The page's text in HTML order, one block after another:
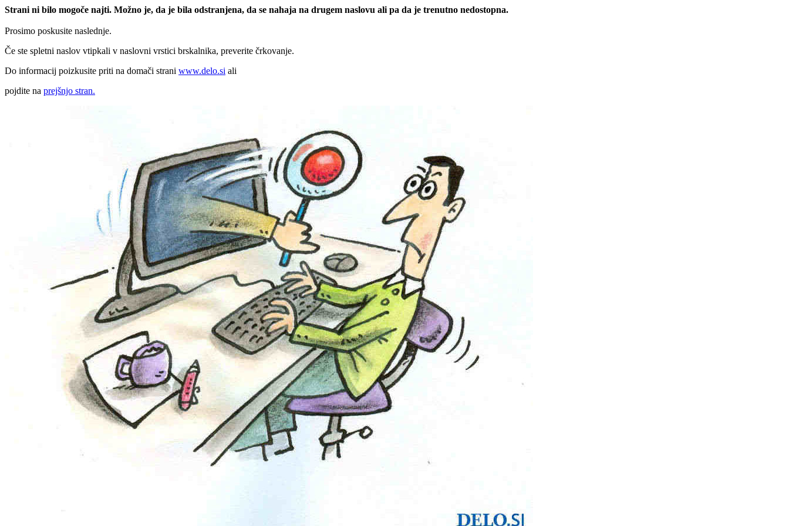
Strani ni bilo mogoče najti. Možno je, da je bila odstranjena, da se nahaja na drugem naslovu ali pa da je trenutno nedostopna.
Prosimo poskusite naslednje.
Če ste spletni naslov vtipkali v naslovni vrstici brskalnika, preverite črkovanje.
Do informacij poizkusite priti na domači strani www.delo.si ali
pojdite na prejšnjo stran.